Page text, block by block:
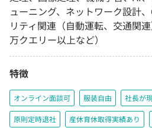
ューニング、ネットワーク設計
リティ関連（自動運転、交通関
万クエリー以上など）
特徴
オンライン面談可 服装自由 社長が
原則定時退社 産休育休取得実績あり